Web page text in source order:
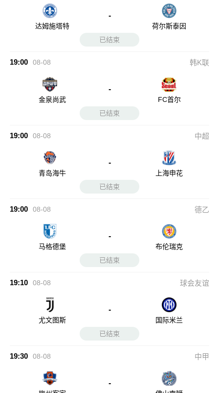
达姆施塔特
-
荷尔斯泰因
已结束
19:00 08-08 韩K联
金泉尚武
-
FC首尔
已结束
19:00 08-08 中超
青岛海牛
-
上海申花
已结束
19:00 08-08 德乙
马格德堡
-
布伦瑞克
已结束
19:10 08-08 球会友谊
尤文图斯
-
国际米兰
已结束
19:30 08-08 中甲
-